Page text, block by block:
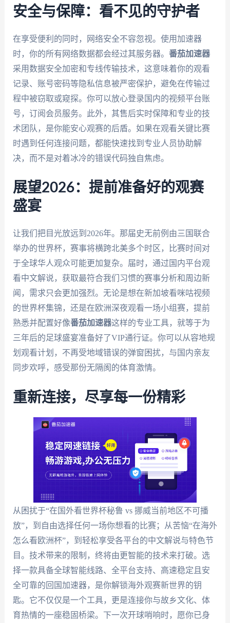
安全与保障：看不见的守护者
在享受便利的同时，网络安全不容忽视。使用加速器
时，你的所有网络数据都会经过其服务器。 番茄加速器
采用数据安全加密和专线传输技术，这意味着你的观看
记录、账号密码等隐私信息被严密保护，避免在传输过
程中被窃取或窥探。你可以放心登录国内的视频平台账
号，订阅会员服务。此外，其售后实时保障和专业的技
术团队，是你能安心观赛的后盾。如果在观看关键比赛
时遇到任何连接问题，都能快速找到专业人员协助解
决，而不是对着冰冷的错误代码独自焦虑。
展望2026：提前准备好的观赛
盛宴
让我们把目光放远到2026年。那届史无前例由三国联合
举办的世界杯，赛事将横跨北美多个时区，比赛时间对
于全球华人观众可能更加复杂。届时，通过国内平台观
看中文解说，获取最符合我们习惯的赛事分析和周边新
闻，需求只会更加强烈。无论是想在新加坡看咪咕视频
的世界杯集锦，还是在欧洲深夜观看一场小组赛，提前
熟悉并配置好像番茄加速器这样的专业工具，就等于为
三年后的足球盛宴准备好了VIP通行证。你可以从容地规
划观看计划，不再受地域错误的弹窗困扰，与国内亲友
同步欢呼，感受那份无隔阂的体育激情。
重新连接，尽享每一份精彩
从困扰于“在国外看世界杯秘鲁 vs 挪威当前地区不可播
放”，到自由选择任何一场你想看的比赛；从苦恼“在海外
怎么看欧洲杯”，到轻松享受各平台的中文解说与特色节
目。技术带来的限制，终将由更智能的技术来打破。选
择一款具备全球智能线路、全平台支持、高速稳定且安
全可靠的回国加速器，是你解锁海外观赛新世界的钥
匙。它不仅仅是一个工具，更是连接你与故乡文化、体
育热情的一座稳固桥梁。下一次开球哨响时，愿你已身